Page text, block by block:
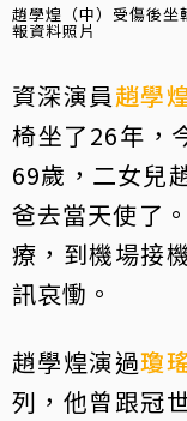
趙學煌（中）受傷後坐
報資料照片
資深演員趙學
椅坐了26年，
69歲，二女兒
爸去當天使了
療，到機場接
訊哀慟。
趙學煌演過瓊
列，他曾跟冠